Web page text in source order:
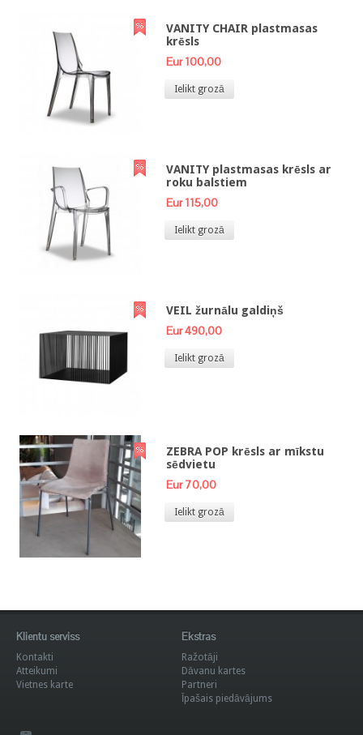
VANITY CHAIR plastmasas
krēsls
Eur 100,00
Ielikt grozā
VANITY plastmasas krēsls ar
roku balstiem
Eur 115,00
Ielikt grozā
VEIL žurnālu galdiņš
Eur 490,00
Ielikt grozā
ZEBRA POP krēsls ar mīkstu
sēdvietu
Eur 70,00
Ielikt grozā
Klientu serviss
Kontakti
Atteikumi
Vietnes karte
Ekstras
Ražotāji
Dāvanu kartes
Partneri
Īpašais piedāvājums